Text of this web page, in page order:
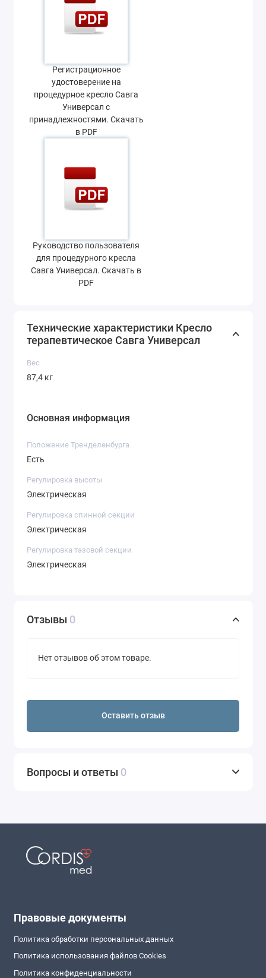
Регистрационное
удостоверение на
процедурное кресло Савга
Универсал с
принадлежностями. Скачать
в PDF
Руководство пользователя
для процедурного кресла
Савга Универсал. Скачать в
PDF
Технические характеристики Кресло
терапевтическое Савга Универсал
Вес
87,4 кг
Основная информация
Положение Тренделенбурга
Есть
Регулировка высоты
Электрическая
Регулировка спинной секции
Электрическая
Регулировка тазовой секции
Электрическая
Отзывы 0
Нет отзывов об этом товаре.
Оставить отзыв
Вопросы и ответы 0
Правовые документы
Политика обработки персональных данных
Политика использования файлов Cookies
Политика конфиденциальности